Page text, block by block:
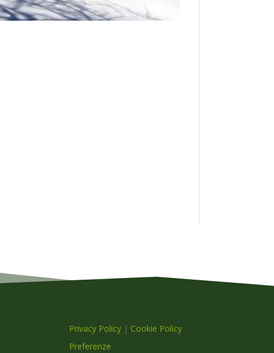
Privacy Policy | Cookie Policy
Preferenze